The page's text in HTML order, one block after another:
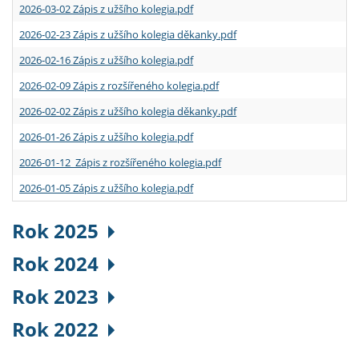
2026-03-02 Zápis z užšího kolegia.pdf
2026-02-23 Zápis z užšího kolegia děkanky.pdf
2026-02-16 Zápis z užšího kolegia.pdf
2026-02-09 Zápis z rozšířeného kolegia.pdf
2026-02-02 Zápis z užšího kolegia děkanky.pdf
2026-01-26 Zápis z užšího kolegia.pdf
2026-01-12 Zápis z rozšířeného kolegia.pdf
2026-01-05 Zápis z užšího kolegia.pdf
Rok 2025
Rok 2024
Rok 2023
Rok 2022